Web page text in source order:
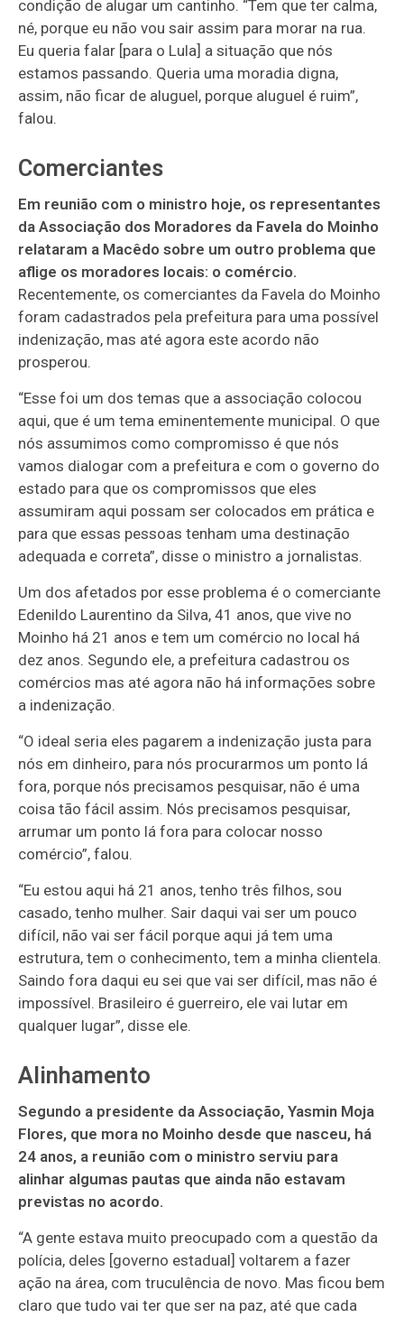
condição de alugar um cantinho. “Tem que ter calma,
né, porque eu não vou sair assim para morar na rua.
Eu queria falar [para o Lula] a situação que nós
estamos passando. Queria uma moradia digna,
assim, não ficar de aluguel, porque aluguel é ruim”,
falou.
Comerciantes
Em reunião com o ministro hoje, os representantes
da Associação dos Moradores da Favela do Moinho
relataram a Macêdo sobre um outro problema que
aflige os moradores locais: o comércio.
Recentemente, os comerciantes da Favela do Moinho
foram cadastrados pela prefeitura para uma possível
indenização, mas até agora este acordo não
prosperou.
“Esse foi um dos temas que a associação colocou
aqui, que é um tema eminentemente municipal. O que
nós assumimos como compromisso é que nós
vamos dialogar com a prefeitura e com o governo do
estado para que os compromissos que eles
assumiram aqui possam ser colocados em prática e
para que essas pessoas tenham uma destinação
adequada e correta”, disse o ministro a jornalistas.
Um dos afetados por esse problema é o comerciante
Edenildo Laurentino da Silva, 41 anos, que vive no
Moinho há 21 anos e tem um comércio no local há
dez anos. Segundo ele, a prefeitura cadastrou os
comércios mas até agora não há informações sobre
a indenização.
“O ideal seria eles pagarem a indenização justa para
nós em dinheiro, para nós procurarmos um ponto lá
fora, porque nós precisamos pesquisar, não é uma
coisa tão fácil assim. Nós precisamos pesquisar,
arrumar um ponto lá fora para colocar nosso
comércio”, falou.
“Eu estou aqui há 21 anos, tenho três filhos, sou
casado, tenho mulher. Sair daqui vai ser um pouco
difícil, não vai ser fácil porque aqui já tem uma
estrutura, tem o conhecimento, tem a minha clientela.
Saindo fora daqui eu sei que vai ser difícil, mas não é
impossível. Brasileiro é guerreiro, ele vai lutar em
qualquer lugar”, disse ele.
Alinhamento
Segundo a presidente da Associação, Yasmin Moja
Flores, que mora no Moinho desde que nasceu, há
24 anos, a reunião com o ministro serviu para
alinhar algumas pautas que ainda não estavam
previstas no acordo.
“A gente estava muito preocupado com a questão da
polícia, deles [governo estadual] voltarem a fazer
ação na área, com truculência de novo. Mas ficou bem
claro que tudo vai ter que ser na paz, até que cada